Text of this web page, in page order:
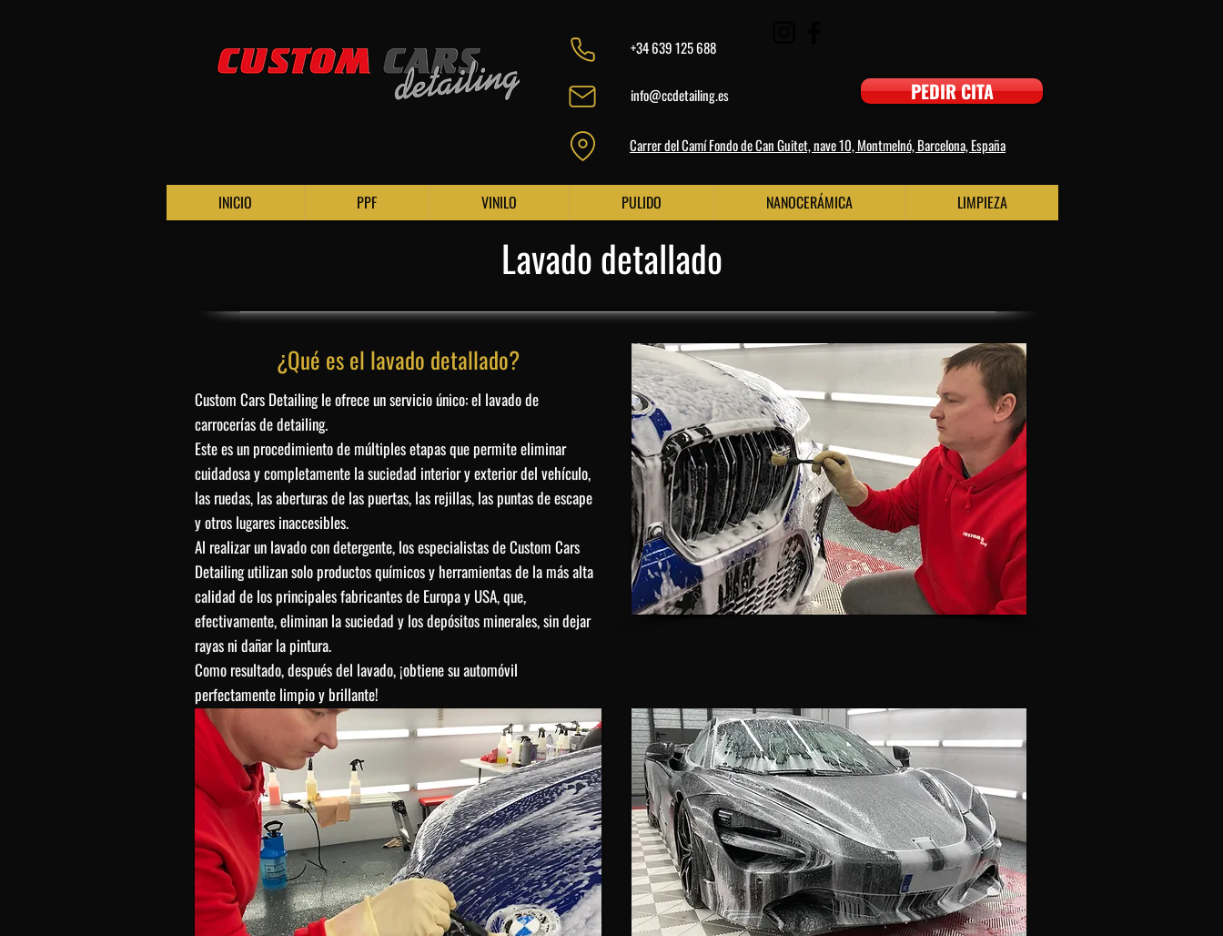
+34 639 125 688
info@ccdetailing.es PEDIR CITA
Carrer del Camí Fondo de Can Guitet, nave 10, Montmelnó, Barcelona, España
INICIO PPF VINILO PULIDO NANOCERÁMICA LIMPIEZA
Lavado detallado
¿Qué es el lavado detallado?
Custom Cars Detailing le ofrece un servicio único: el lavado de
carrocerías de detailing.
Este es un procedimiento de múltiples etapas que permite eliminar
cuidadosa y completamente la suciedad interior y exterior del vehículo,
las ruedas, las aberturas de las puertas, las rejillas, las puntas de escape
y otros lugares inaccesibles.
Al realizar un lavado con detergente, los especialistas de Custom Cars
Detailing utilizan solo productos químicos y herramientas de la más alta
calidad de los principales fabricantes de Europa y USA, que,
efectivamente, eliminan la suciedad y los depósitos minerales, sin dejar
rayas ni dañar la pintura.
Como resultado, después del lavado, ¡obtiene su automóvil
perfectamente limpio y brillante!